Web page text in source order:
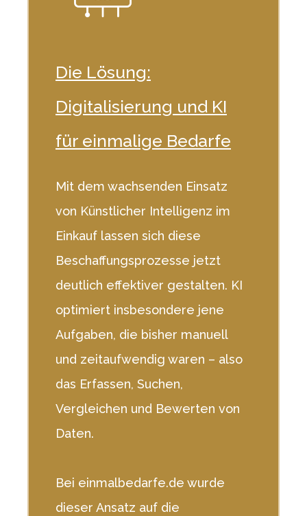
Die Lösung:
Digitalisierung und KI
für einmalige Bedarfe
Mit dem wachsenden Einsatz
von Künstlicher Intelligenz im
Einkauf lassen sich diese
Beschaffungsprozesse jetzt
deutlich effektiver gestalten. KI
optimiert insbesondere jene
Aufgaben, die bisher manuell
und zeitaufwendig waren – also
das Erfassen, Suchen,
Vergleichen und Bewerten von
Daten.
Bei einmalbedarfe.de wurde
dieser Ansatz auf die